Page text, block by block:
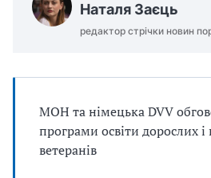
Наталя Заєць
редактор стрічки новин
МОН та німецька DVV
програми освіти дорослих і
ветеранів